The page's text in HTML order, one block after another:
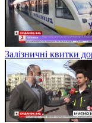
Залізничні квитки